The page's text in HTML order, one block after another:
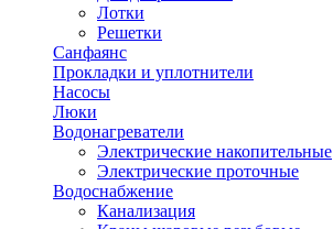
Лотки
Решетки
Санфаянс
Прокладки и уплотнители
Насосы
Люки
Водонагреватели
Электрические накопительные
Электрические проточные
Водоснабжение
Канализация